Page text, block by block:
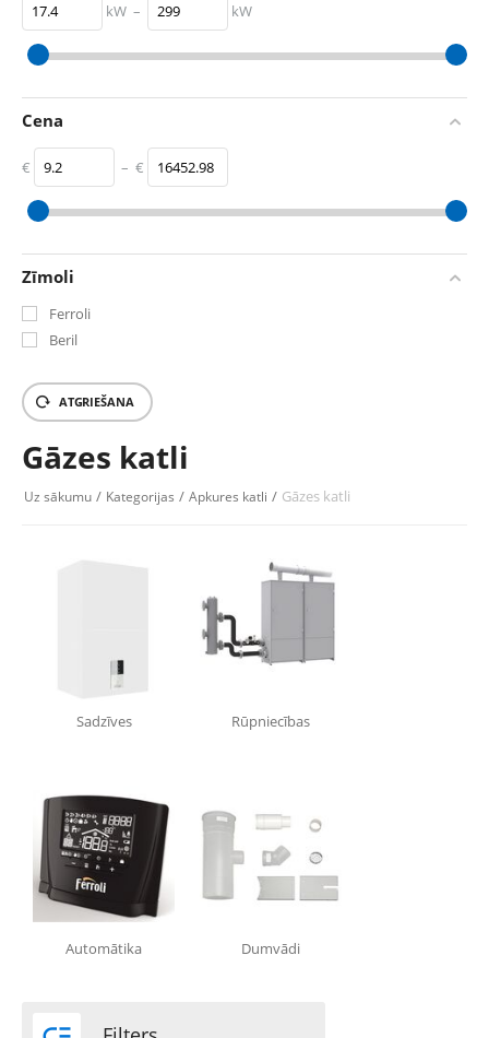
kW – kW
17.4kW kW
Cena
€ – €
9.2 16452.98
Zīmoli
Ferroli
Beril
ATGRIEŠANA
Gāzes katli
Uz sākumu / Kategorijas / Apkures katli / Gāzes katli
Sadzīves Rūpniecības
Automātika Dumvādi